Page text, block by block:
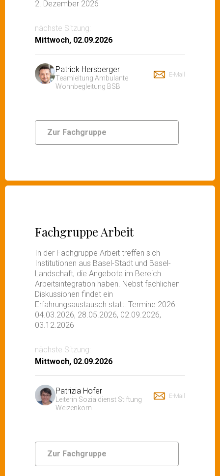
2. Dezember 2026
nächste Sitzung:
Mittwoch, 02.09.2026
Patrick Hersberger
Teamleitung Ambulante
Wohnbegleitung BSB
E-Mail
Zur Fachgruppe
Fachgruppe Arbeit
In der Fachgruppe Arbeit treffen sich
Institutionen aus Basel-Stadt und Basel-
Landschaft, die Angebote im Bereich
Arbeitsintegration haben. Nebst fachlichen
Diskussionen findet ein
Erfahrungsaustausch statt. Termine 2026:
04.03.2026, 28.05.2026, 02.09.2026,
03.12.2026
nächste Sitzung:
Mittwoch, 02.09.2026
Patrizia Hofer
Leiterin Sozialdienst Stiftung
Weizenkorn
E-Mail
Zur Fachgruppe